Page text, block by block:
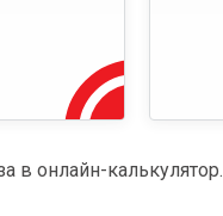
в онлайн-калькулятор.